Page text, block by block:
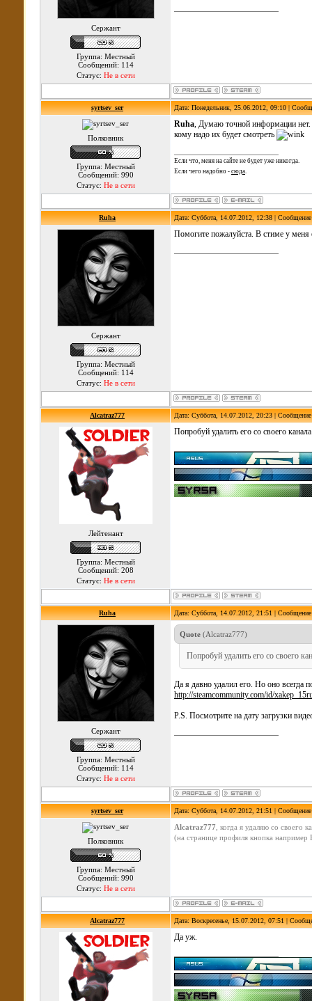
Сержант
Группа: Местный
Сообщений: 114
Статус: Не в сети
syrtsev_ser Дата: Понедельник, 25.06.2012, 09:10 |
Полковник
Группа: Местный
Сообщений: 990
Статус: Не в сети
Ruha, Думаю точной информации нет.
кому надо их будет смотреть
Если что, меня на сайте не будет уже никогда.
Если чего надобно - сюда.
Ruha Дата: Суббота, 14.07.2012, 12:38 |
Сержант
Группа: Местный
Сообщений: 114
Статус: Не в сети
Помогите пожалуйста. В стиме у меня
Alcatraz777 Дата: Суббота, 14.07.2012, 20:23 |
Лейтенант
Группа: Местный
Сообщений: 208
Статус: Не в сети
Попробуй удалить его со своего
Ruha Дата: Суббота, 14.07.2012, 21:51 |
Сержант
Группа: Местный
Сообщений: 114
Статус: Не в сети
Quote (Alcatraz777)
Попробуй удалить его со своего
Да я давно удалил его. Но оно всегда
http://steamcommunity.com/id/
P.S. Посмотрите на дату загрузки
syrtsev_ser Дата: Суббота, 14.07.2012, 21:51 |
Полковник
Группа: Местный
Сообщений: 990
Статус: Не в сети
Alcatraz777 , когда я удаляю со своего
(на странице профиля кнопка например
Alcatraz777 Дата: Воскресенье, 15.07.2012, 07:51 |
Да уж.